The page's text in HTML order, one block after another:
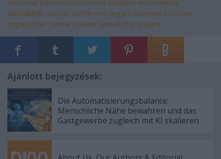
personal zahnfleischschwund stoppen keramikinlay
dentalklinik sopron zahnkrone ungarn lumineers kosten
ungarischer zahnarzt wien zahnarzt in ungarn
Ajánlott bejegyzések:
Die Automatisierungsbalance:
Menschliche Nähe bewahren und das
Gastgewerbe zugleich mit KI skalieren